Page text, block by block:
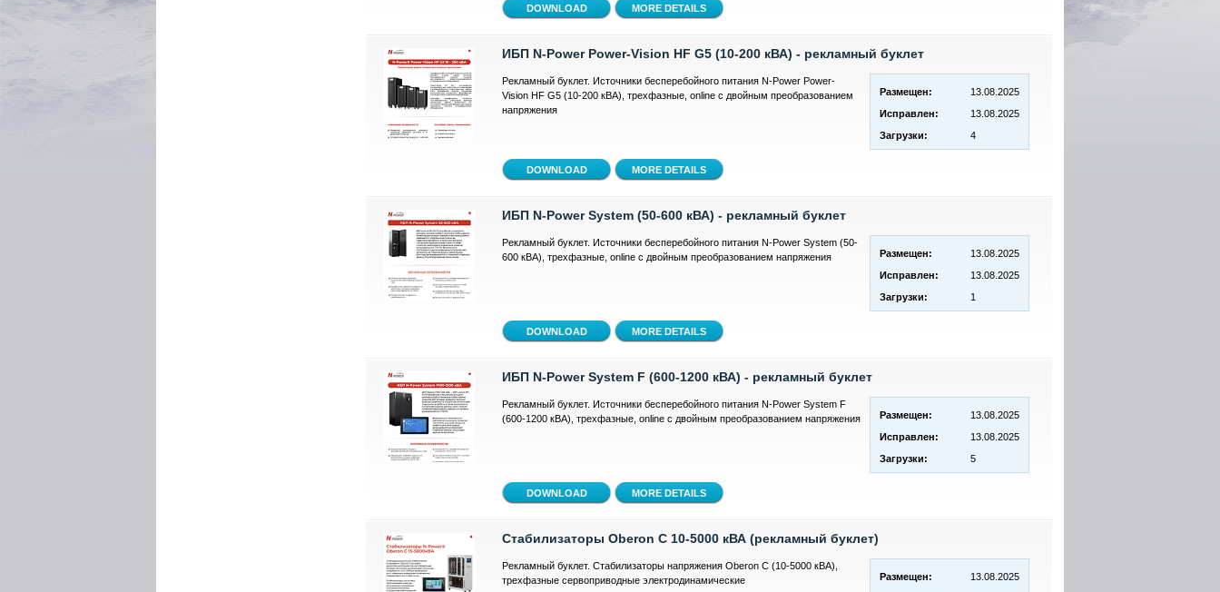
MORE DETAILS
ИБП N-Power Power-Vision HF G5 (10-200 кВА) - рекламный буклет
Размещен:
13.08.2025
Исправлен:
13.08.2025
Загрузки:
4
Рекламный буклет. Источники бесперебойного питания N-Power Power-
Vision HF G5 (10-200 кВА), трехфазные, online с двойным преобразованием
напряжения
MORE DETAILS
ИБП N-Power System (50-600 кВА) - рекламный буклет
Размещен:
13.08.2025
Исправлен:
13.08.2025
Загрузки:
1
Рекламный буклет. Источники бесперебойного питания N-Power System (50-
600 кВА), трехфазные, online с двойным преобразованием напряжения
MORE DETAILS
ИБП N-Power System F (600-1200 кВА) - рекламный буклет
Размещен:
13.08.2025
Исправлен:
13.08.2025
Загрузки:
5
Рекламный буклет. Источники бесперебойного питания N-Power System F
(600-1200 кВА), трехфазные, online с двойным преобразованием напряжения
MORE DETAILS
Стабилизаторы Oberon C 10-5000 кВА (рекламный буклет)
Размещен:
13.08.2025
Рекламный буклет. Стабилизаторы напряжения Oberon C (10-5000 кВА),
трехфазные сервоприводные электродинамические